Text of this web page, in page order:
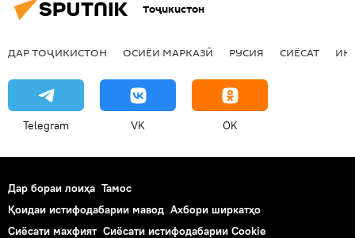
Тоҷикистон
ДАР ТОҶИКИСТОН ОСИЁИ МАРКАЗӢ РУСИЯ СИЁСАТ
Telegram VK OK
Дар бораи лоиҳа Тамос
Қоидаи истифодабарии мавод Ахбори ширкатҳо
Сиёсати махфият Сиёсати истифодабарии Cookie